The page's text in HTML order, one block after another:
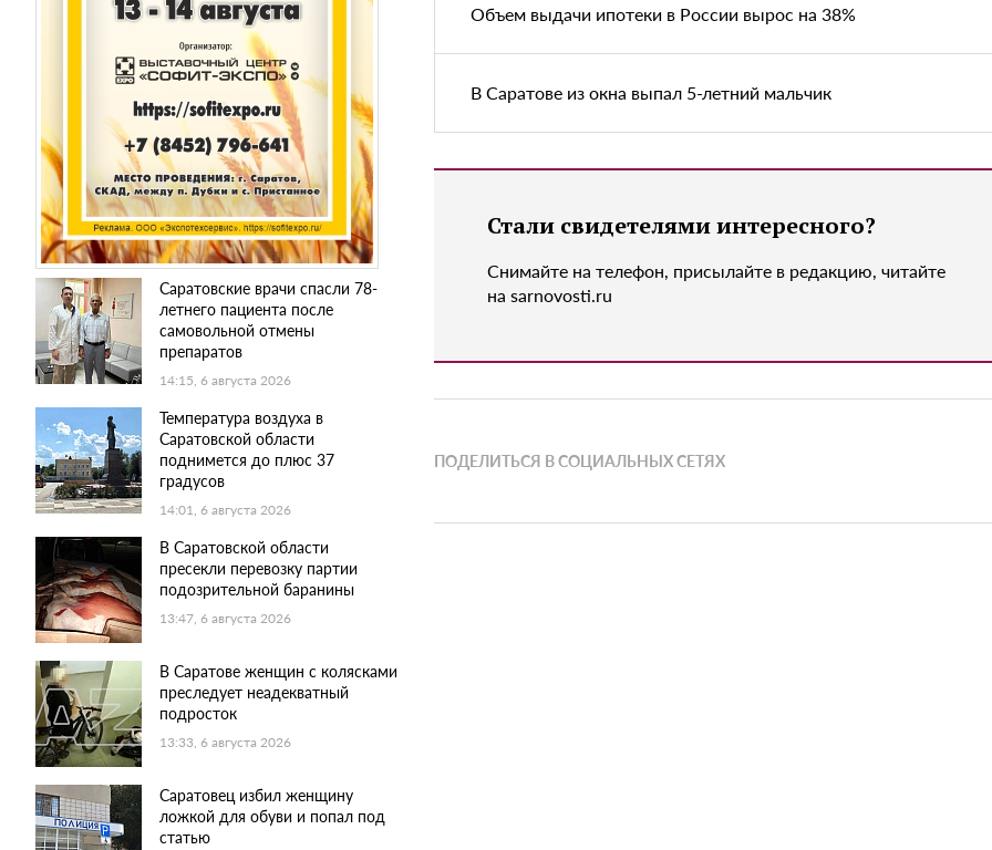
Саратовские врачи спасли 78-
летнего пациента после
самовольной отмены
препаратов
14:15, 6 августа 2026
Температура воздуха в
Саратовской области
поднимется до плюс 37
градусов
14:01, 6 августа 2026
В Саратовской области
пресекли перевозку партии
подозрительной баранины
13:47, 6 августа 2026
В Саратове женщин с колясками
преследует неадекватный
подросток
13:33, 6 августа 2026
Саратовец избил женщину
ложкой для обуви и попал под
статью
Объем выдачи ипотеки в России вырос на 38%
В Саратове из окна выпал 5-летний мальчик
Стали свидетелями интересного?
Снимайте на телефон, присылайте в редакцию, читайте
на sarnovosti.ru
ПОДЕЛИТЬСЯ В СОЦИАЛЬНЫХ СЕТЯХ